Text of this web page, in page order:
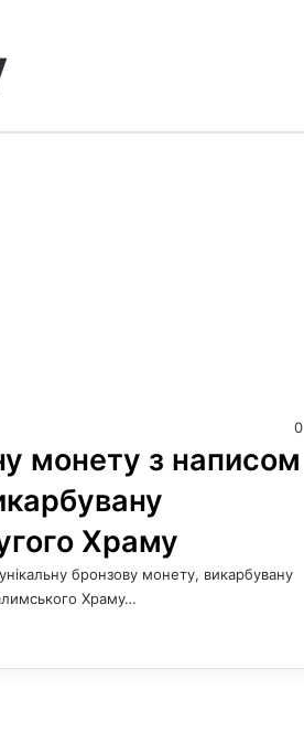
0
монету з написом
Храму
бронзову монету, викарбувану
Храму…